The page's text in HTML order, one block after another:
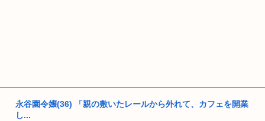
永谷園令嬢(36) 「親の敷いたレールから外れて、カフェを開業
し...